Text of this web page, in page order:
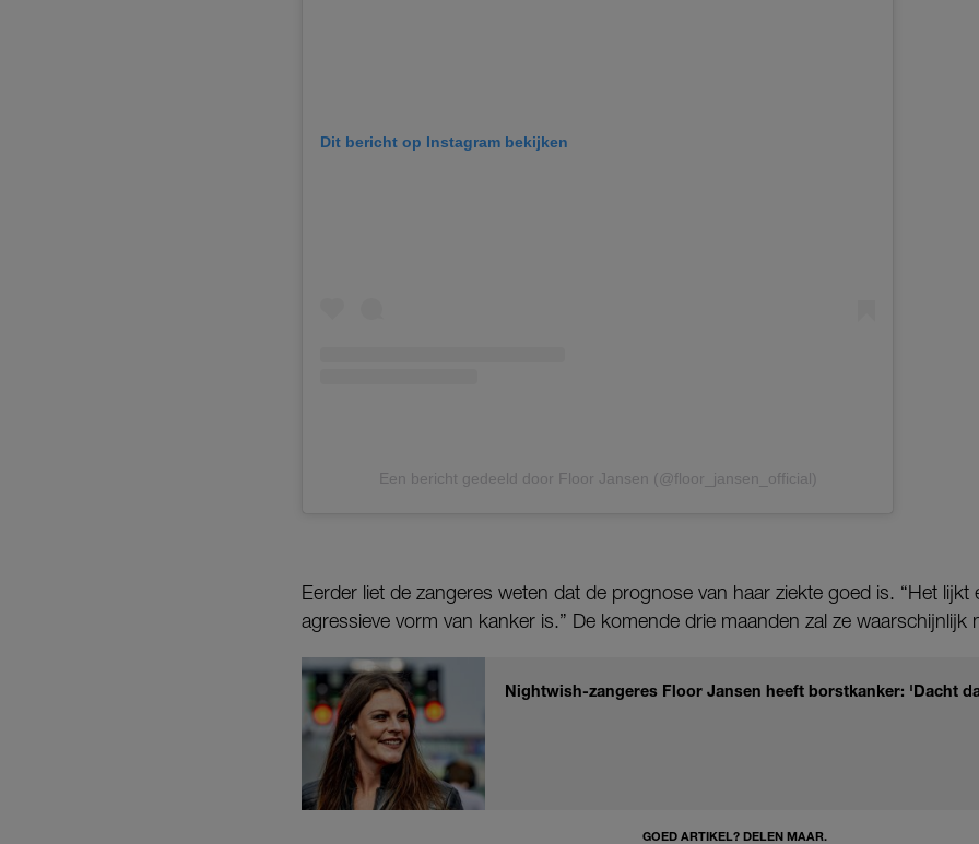
Dit bericht op Instagram bekijken
Een bericht gedeeld door Floor Jansen (@floor_jansen_official)
Eerder liet de zangeres weten dat de prognose van haar ziekte goed is. “Het
agressieve vorm van kanker is.” De komende drie maanden zal ze
Nightwish-zangeres Floor Jansen heeft borstkanker: 'Dacht
GOED ARTIKEL? DELEN MAAR.